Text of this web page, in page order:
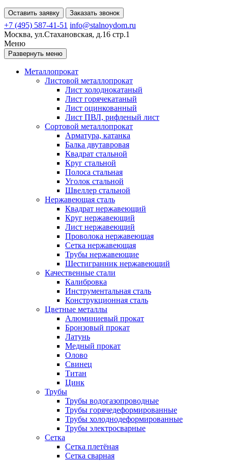
Оставить заявку Заказать звонок
+7 (495) 587-41-51 info@stalnoydom.ru
Москва, ул.Стахановская, д.16 стр.1
Меню
Развернуть меню
Металлопрокат
Листовой металлопрокат
Лист холоднокатаный
Лист горячекатаный
Лист оцинкованный
Лист ПВЛ, рифленый лист
Сортовой металлопрокат
Арматура, катанка
Балка двутавровая
Квадрат стальной
Круг стальной
Полоса стальная
Уголок стальной
Швеллер стальной
Нержавеющая сталь
Квадрат нержавеющий
Круг нержавеющий
Лист нержавеющий
Проволока нержавеющая
Сетка нержавеющая
Трубы нержавеющие
Шестигранник нержавеющий
Качественные стали
Калибровка
Инструментальная сталь
Конструкционная сталь
Цветные металлы
Алюминиевый прокат
Бронзовый прокат
Латунь
Медный прокат
Олово
Свинец
Титан
Цинк
Трубы
Трубы водогазопроводные
Трубы горячедеформированные
Трубы холоднодеформированные
Трубы электросварные
Сетка
Сетка плетёная
Сетка сварная